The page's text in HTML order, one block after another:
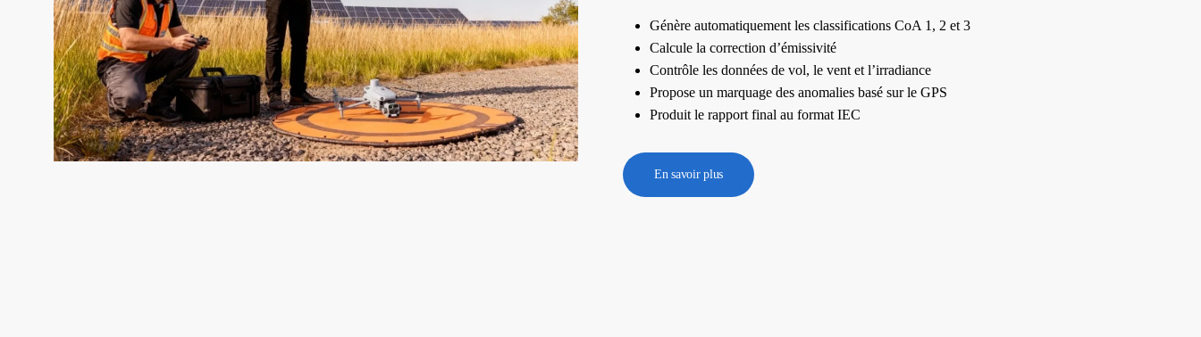
Génère automatiquement les classifications CoA 1, 2 et 3
Calcule la correction d’émissivité
Contrôle les données de vol, le vent et l’irradiance
Propose un marquage des anomalies basé sur le GPS
Produit le rapport final au format IEC
En savoir plus